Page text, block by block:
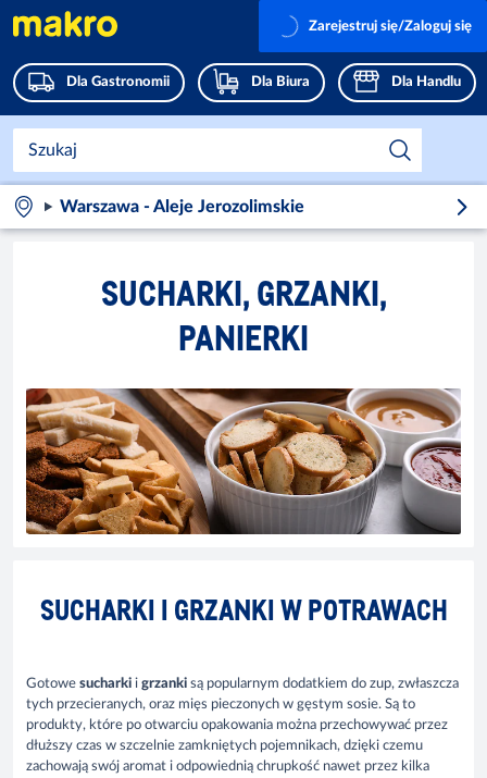
Dla Gastronomii Dla Biura Dla Handlu
Zarejestruj się/Zaloguj się
Warszawa - Aleje Jerozolimskie
SUCHARKI, GRZANKI,
PANIERKI
SUCHARKI I GRZANKI W POTRAWACH
Gotowe sucharki i grzanki są popularnym dodatkiem do zup, zwłaszcza
tych przecieranych, oraz mięs pieczonych w gęstym sosie. Są to
produkty, które po otwarciu opakowania można przechowywać przez
dłuższy czas w szczelnie zamkniętych pojemnikach, dzięki czemu
zachowają swój aromat i odpowiednią chrupkość nawet przez kilka